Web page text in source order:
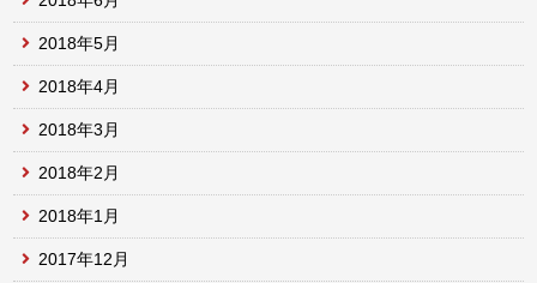
2018年5月
2018年4月
2018年3月
2018年2月
2018年1月
2017年12月